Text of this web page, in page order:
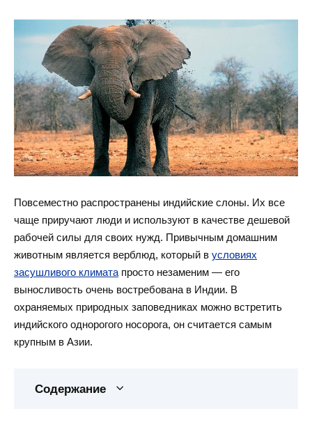
Повсеместно распространены индийские слоны. Их все
чаще приручают люди и используют в качестве дешевой
рабочей силы для своих нужд. Привычным домашним
животным является верблюд, который в условиях
засушливого климата просто незаменим — его
выносливость очень востребована в Индии. В
охраняемых природных заповедниках можно встретить
индийского однорогого носорога, он считается самым
крупным в Азии.
Содержание